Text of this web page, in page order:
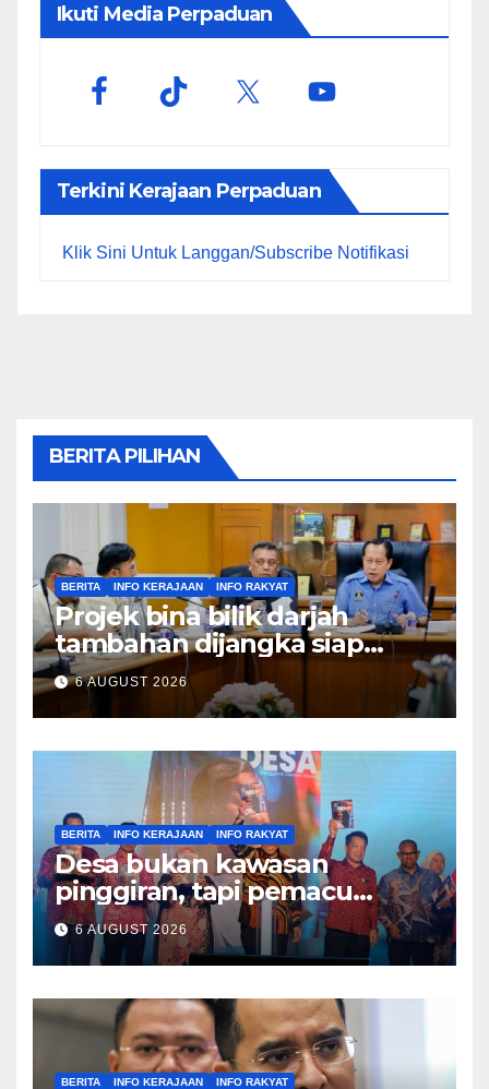
Ikuti Media Perpaduan
Terkini Kerajaan Perpaduan
Klik Sini Untuk Langgan/Subscribe Notifikasi
BERITA PILIHAN
BERITA INFO KERAJAAN INFO RAKYAT
Projek bina bilik darjah
tambahan dijangka siap
Disember ini – Ahmad Maslan
6 AUGUST 2026
BERITA INFO KERAJAAN INFO RAKYAT
Desa bukan kawasan
pinggiran, tapi pemacu
ekonomi negara – Zahid
Hamidi
6 AUGUST 2026
BERITA INFO KERAJAAN INFO RAKYAT